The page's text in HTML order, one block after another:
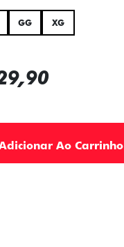
GG XG
Ao Carrinho